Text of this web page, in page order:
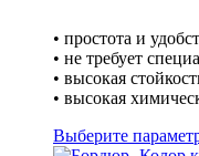
• простота и
• не требует
• высокая
• высокая
Выберите